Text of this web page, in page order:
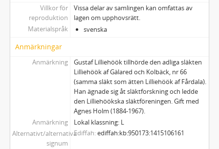
Villkor för
reproduktion
Vissa delar av samlingen kan omfattas av
lagen om upphovsrätt.
Materialspråk
svenska
Anmärkningar
Anmärkning
Gustaf Lilliehöök tillhörde den adliga släkten
Lilliehöök af Gälared och Kolbäck, nr 66
(samma släkt som ätten Lilliehöök af Fårdala).
Han ägnade sig åt släktforskning och ledde
den Lilliehöökska släktföreningen. Gift med
Agnes Holm (1884-1967).
Anmärkning
Lokal klassning: L
Alternativt/alternativa
signum
Ediffah ediffah:kb:950173:1415106161